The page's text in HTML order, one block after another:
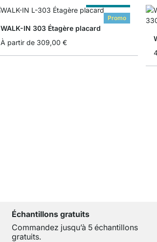
Promo
WALK-IN 303 Étagère placard
À partir de 309,00 €
Échantillons gratuits
Commandez jusqu’à 5 échantillons
gratuits.